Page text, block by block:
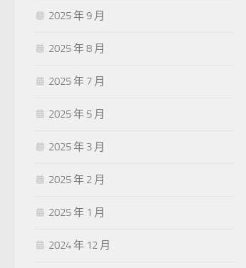
2025 年 9 月
2025 年 8 月
2025 年 7 月
2025 年 5 月
2025 年 3 月
2025 年 2 月
2025 年 1 月
2024 年 12 月